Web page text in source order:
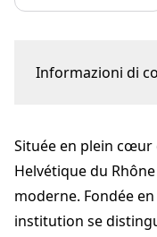
Informazioni di
Ziad Abbassi
+41 22 700 00 66
polhr.ch
Située en plein cœur
Helvétique du
moderne. Fondée
institution se